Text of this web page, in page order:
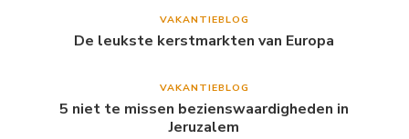
VAKANTIEBLOG
De leukste kerstmarkten van Europa
VAKANTIEBLOG
5 niet te missen bezienswaardigheden in
Jeruzalem